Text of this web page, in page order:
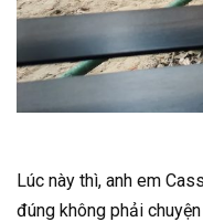
Lúc này thì, anh em
đúng không phải